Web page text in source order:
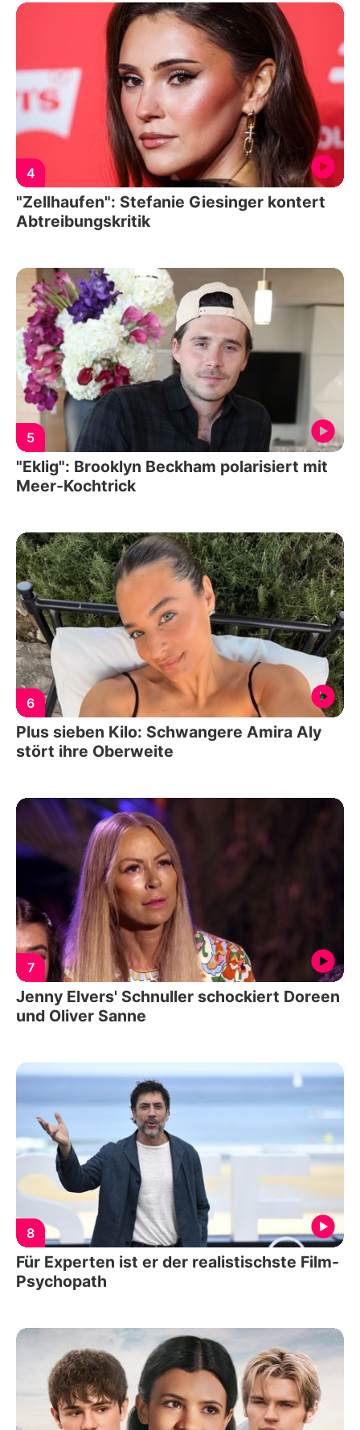
4
"Zellhaufen": Stefanie Giesinger kontert
Abtreibungskritik
5
"Eklig": Brooklyn Beckham polarisiert mit
Meer-Kochtrick
6
Plus sieben Kilo: Schwangere Amira Aly
stört ihre Oberweite
7
Jenny Elvers' Schnuller schockiert Doreen
und Oliver Sanne
8
Für Experten ist er der realistischste Film-
Psychopath